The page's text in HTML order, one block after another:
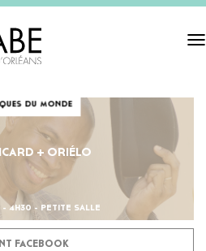
du monde
+ ORIÉLO
4H30 - PETITE SALLE
FACEBOOK